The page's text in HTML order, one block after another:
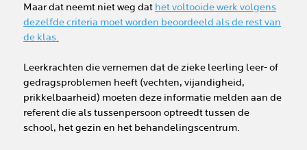
Maar dat neemt niet weg dat het voltooide werk volgens
dezelfde criteria moet worden beoordeeld als de rest van
de klas.
Leerkrachten die vernemen dat de zieke leerling leer- of
gedragsproblemen heeft (vechten, vijandigheid,
prikkelbaarheid) moeten deze informatie melden aan de
referent die als tussenpersoon optreedt tussen de
school, het gezin en het behandelingscentrum.